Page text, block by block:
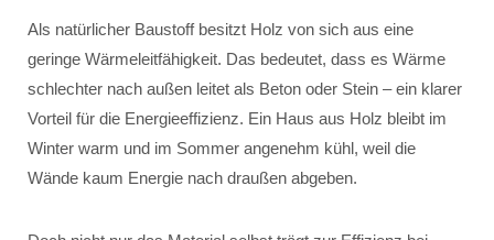
Als natürlicher Baustoff besitzt Holz von sich aus eine
geringe Wärmeleitfähigkeit. Das bedeutet, dass es Wärme
schlechter nach außen leitet als Beton oder Stein – ein klarer
Vorteil für die Energieeffizienz. Ein Haus aus Holz bleibt im
Winter warm und im Sommer angenehm kühl, weil die
Wände kaum Energie nach draußen abgeben.